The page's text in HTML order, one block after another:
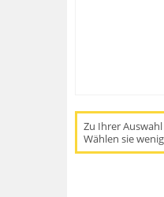
Zu Ihrer
Wählen sie